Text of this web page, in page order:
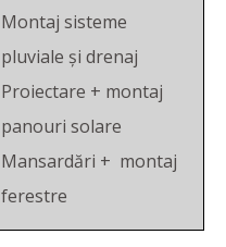
Montaj sisteme
pluviale și drenaj
Proiectare + montaj
panouri solare
Mansardări + montaj
ferestre